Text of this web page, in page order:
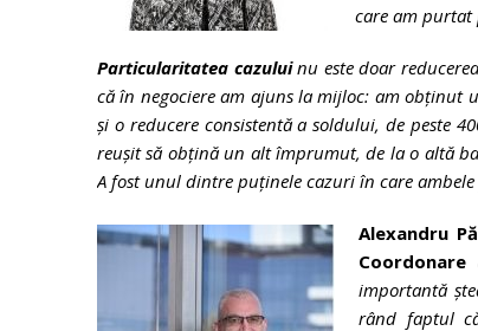
care am purtat
Particularitatea cazuluinu este doar
că în negociere am ajuns la mijloc: am obținut
și o reducere consistentă a soldului, de peste
reușit să obțină un alt împrumut, de la o altă
A fost unul dintre puținele cazuri în care
Alexandru
Coordonare
importantă
rând faptul